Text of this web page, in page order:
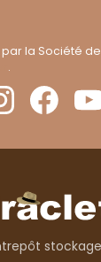
la Société
.
stockage